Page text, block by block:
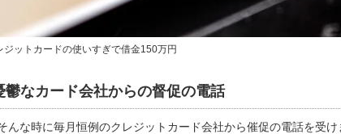
ジットカードの使いすぎで借金150万円
鬱なカード会社からの督促の電話
んな時に毎月恒例のクレジットカード会社から催促の電話を受け